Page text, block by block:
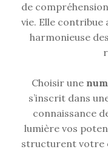
de
vie. Elle contribue
harmonieuse
Choisir une
s’inscrit dans
connaissance
lumière vos
structurent votre